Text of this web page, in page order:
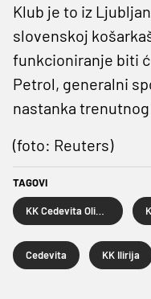
Klub je to iz
slovenskoj
funkcioniranje biti
Petrol, generalni
nastanka
(foto: Reuters)
TAGOVI
Cedevita KK Ilirija